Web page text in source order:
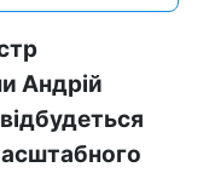
Андрій